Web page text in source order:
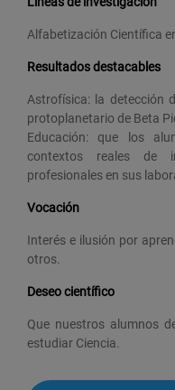
Alfabetización Científica
Resultados destacables
Astrofísica: la detección
protoplanetario de Beta
Educación: que los
contextos reales de
profesionales en sus
Vocación
Interés e ilusión por
otros.
Deseo científico
Que nuestros alumnos
estudiar Ciencia.